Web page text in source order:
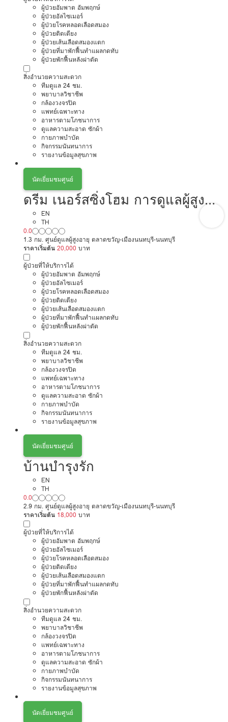
ผู้ป่วยอัมพาต อัมพฤกษ์
ผู้ป่วยอัลไซเมอร์
ผู้ป่วยโรคหลอดเลือดสมอง
ผู้ป่วยติดเตียง
ผู้ป่วยเส้นเลือดสมองแตก
ผู้ป่วยที่มาพักฟื้นทำแผลกดทับ
ผู้ป่วยพักฟื้นหลังผ่าตัด
สิ่งอำนวยความสะดวก
ทีมดูแล 24 ชม.
พยาบาลวิชาชีพ
กล้องวงจรปิด
แพทย์เฉพาะทาง
อาหารตามโภชนาการ
ดูแลความสะอาด ซักผ้า
กายภาพบำบัด
กิจกรรมนันทนาการ
รายงานข้อมูลสุขภาพ
นัดเยี่ยมชมศูนย์
ดรีม เนอร์สซิ่งโฮม การดูแลผู้สูง
อายุหรือผู้มีภาวะพึ่งพิง
EN
TH
0.0
1.3 กม. ศูนย์ดูแลผู้สูงอายุ ตลาดขวัญ-เมืองนนทบุรี-นนทบุรี
ราคาเริ่มต้น 20,000 บาท
ผู้ป่วยที่ให้บริการได้
ผู้ป่วยอัมพาต อัมพฤกษ์
ผู้ป่วยอัลไซเมอร์
ผู้ป่วยโรคหลอดเลือดสมอง
ผู้ป่วยติดเตียง
ผู้ป่วยเส้นเลือดสมองแตก
ผู้ป่วยที่มาพักฟื้นทำแผลกดทับ
ผู้ป่วยพักฟื้นหลังผ่าตัด
สิ่งอำนวยความสะดวก
ทีมดูแล 24 ชม.
พยาบาลวิชาชีพ
กล้องวงจรปิด
แพทย์เฉพาะทาง
อาหารตามโภชนาการ
ดูแลความสะอาด ซักผ้า
กายภาพบำบัด
กิจกรรมนันทนาการ
รายงานข้อมูลสุขภาพ
นัดเยี่ยมชมศูนย์
บ้านบำรุงรัก
EN
TH
0.0
2.9 กม. ศูนย์ดูแลผู้สูงอายุ ตลาดขวัญ-เมืองนนทบุรี-นนทบุรี
ราคาเริ่มต้น 18,000 บาท
ผู้ป่วยที่ให้บริการได้
ผู้ป่วยอัมพาต อัมพฤกษ์
ผู้ป่วยอัลไซเมอร์
ผู้ป่วยโรคหลอดเลือดสมอง
ผู้ป่วยติดเตียง
ผู้ป่วยเส้นเลือดสมองแตก
ผู้ป่วยที่มาพักฟื้นทำแผลกดทับ
ผู้ป่วยพักฟื้นหลังผ่าตัด
สิ่งอำนวยความสะดวก
ทีมดูแล 24 ชม.
พยาบาลวิชาชีพ
กล้องวงจรปิด
แพทย์เฉพาะทาง
อาหารตามโภชนาการ
ดูแลความสะอาด ซักผ้า
กายภาพบำบัด
กิจกรรมนันทนาการ
รายงานข้อมูลสุขภาพ
นัดเยี่ยมชมศูนย์